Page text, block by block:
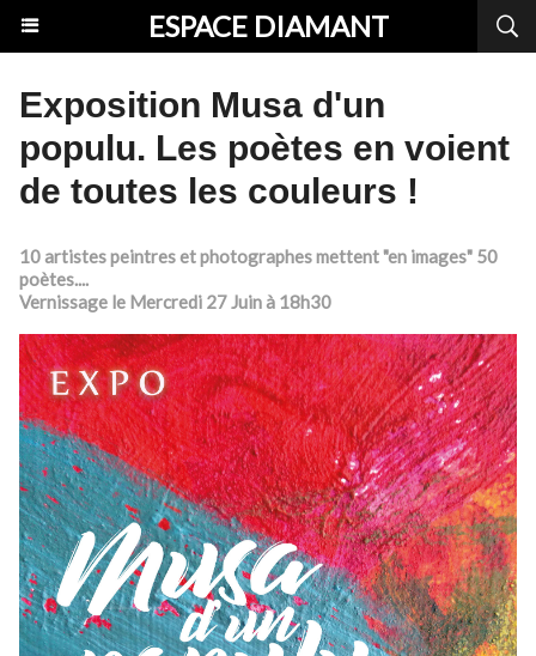
ESPACE DIAMANT
Exposition Musa d'un
populu. Les poètes en voient
de toutes les couleurs !
10 artistes peintres et photographes mettent "en images" 50
poètes....
Vernissage le Mercredi 27 Juin à 18h30